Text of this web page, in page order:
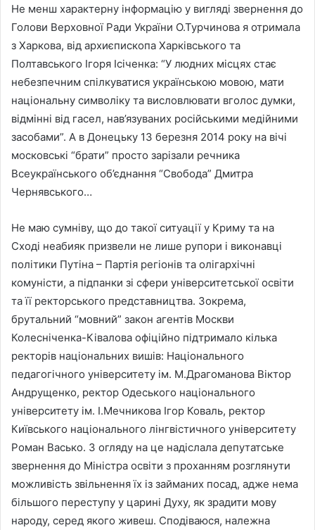
Не менш характерну інформацію у вигляді звернення до
Голови Верховної Ради України О.Турчинова я отримала
з Харкова, від архиєпископа Харківського та
Полтавського Ігоря Ісіченка: “У людних місцях стає
небезпечним спілкуватися українською мовою, мати
національну символіку та висловлювати вголос думки,
відмінні від гасел, нав’язуваних російськими медійними
засобами”. А в Донецьку 13 березня 2014 року на вічі
московські “брати” просто зарізали речника
Всеукраїнського об’єднання “Свобода” Дмитра
Чернявського…
Не маю сумніву, що до такої ситуації у Криму та на
Сході неабияк призвели не лише рупори і виконавці
політики Путіна – Партія регіонів та олігархічні
комуністи, а підпанки зі сфери університетської освіти
та її ректорського представництва. Зокрема,
брутальний “мовний” закон агентів Москви
Колесніченка-Ківалова офіційно підтримало кілька
ректорів національних вишів: Національного
педагогічного університету ім. М.Драгоманова Віктор
Андрущенко, ректор Одеського національного
університету ім. І.Мечникова Ігор Коваль, ректор
Київського національного лінгвістичного університету
Роман Васько. З огляду на це надіслала депутатське
звернення до Міністра освіти з проханням розглянути
можливість звільнення їх із займаних посад, адже нема
більшого переступу у царині Духу, як зрадити мову
народу, серед якого живеш. Сподіваюся, належна